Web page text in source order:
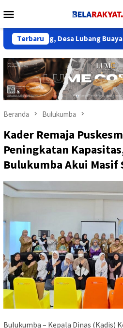
ke
Mobile
Terbaru
Desa Lubang Buaya
Beranda Bulukumba
Kader Remaja
Peningkatan
Bulukumba Akui Masif
Bulukumba – Kepala Dinas (Kadis)